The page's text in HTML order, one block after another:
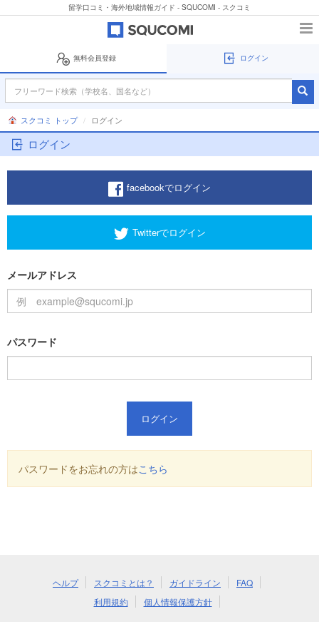
留学口コミ・海外地域情報ガイド - SQUCOMI - スクコミ
無料会員登録 ログイン
スクコミ トップ ログイン
ログイン
facebookでログイン
Twitterでログイン
メールアドレス
パスワード
ログイン
パスワードをお忘れの方はこちら
ヘルプ スクコミとは？ ガイドライン
FAQ
利用規約
個人情報保護方針